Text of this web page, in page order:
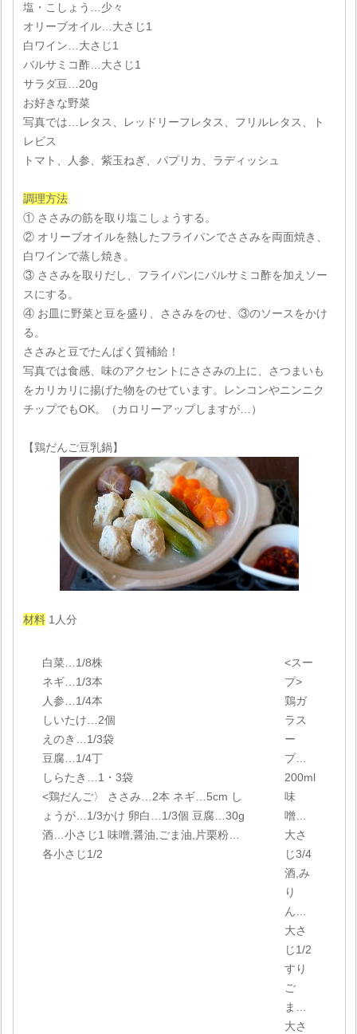
塩・こしょう…少々
オリーブオイル…大さじ1
白ワイン…大さじ1
バルサミコ酢…大さじ1
サラダ豆…20g
お好きな野菜
写真では…レタス、レッドリーフレタス、フリルレタス、ト
レビス
トマト、人参、紫玉ねぎ、パプリカ、ラディッシュ
調理方法
① ささみの筋を取り塩こしょうする。
② オリーブオイルを熱したフライパンでささみを両面焼き、
白ワインで蒸し焼き。
③ ささみを取りだし、フライパンにバルサミコ酢を加えソー
スにする。
④ お皿に野菜と豆を盛り、ささみをのせ、③のソースをかけ
る。
ささみと豆でたんぱく質補給！
写真では食感、味のアクセントにささみの上に、さつまいも
をカリカリに揚げた物をのせています。レンコンやニンニク
チップでもOK。（カロリーアップしますが…）
【鶏だんご豆乳鍋】
材料 1人分
白菜…1/8株
ネギ…1/3本
人参…1/4本
しいたけ…2個
えのき…1/3袋
豆腐…1/4丁
しらたき…1・3袋
<鶏だんご〉 ささみ…2本 ネギ…5cm し
ょうが…1/3かけ 卵白…1/3個 豆腐…30g
酒…小さじ1 味噌,醤油,ごま油,片栗粉…
各小さじ1/2
<スー
プ>
鶏ガ
ラス
ー
プ…
200ml
味
噌…
大さ
じ3/4
酒,み
り
ん…
大さ
じ1/2
すり
ご
ま…
大さ